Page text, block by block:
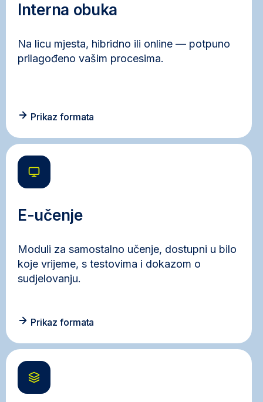
Interna obuka
Na licu mjesta, hibridno ili online — potpuno
prilagođeno vašim procesima.
Prikaz formata
E-učenje
Moduli za samostalno učenje, dostupni u bilo
koje vrijeme, s testovima i dokazom o
sudjelovanju.
Prikaz formata